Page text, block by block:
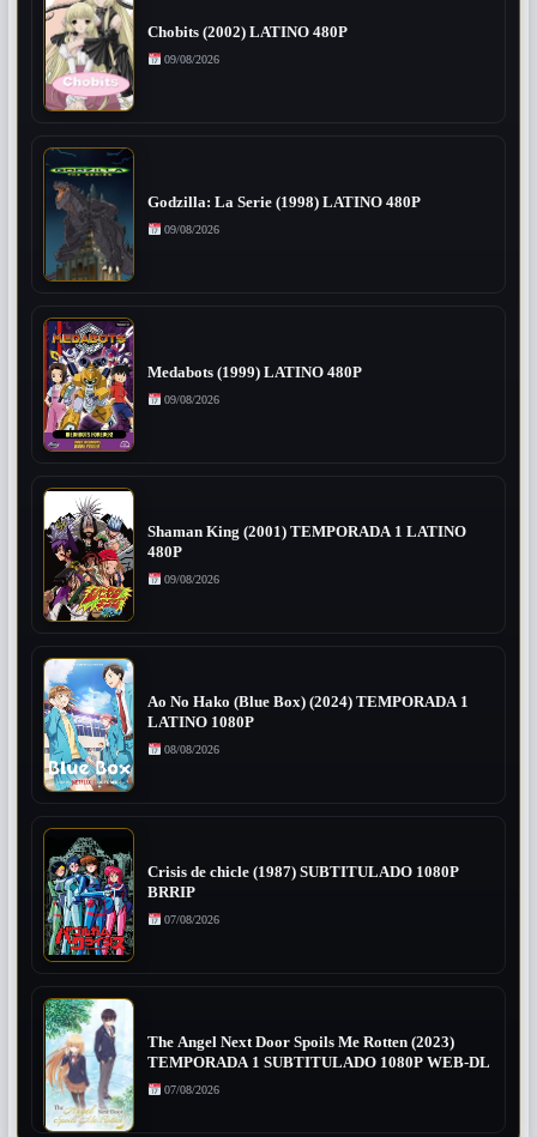
Chobits (2002) LATINO 480P
09/08/2026
Godzilla: La Serie (1998) LATINO 480P
09/08/2026
Medabots (1999) LATINO 480P
09/08/2026
Shaman King (2001) TEMPORADA 1 LATINO
480P
09/08/2026
Ao No Hako (Blue Box) (2024) TEMPORADA 1
LATINO 1080P
08/08/2026
Crisis de chicle (1987) SUBTITULADO 1080P
BRRIP
07/08/2026
The Angel Next Door Spoils Me Rotten (2023)
TEMPORADA 1 SUBTITULADO 1080P WEB-DL
07/08/2026